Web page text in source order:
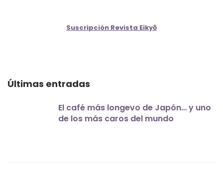
Suscripción Revista Eikyō
Últimas entradas
El café más longevo de Japón… y uno
de los más caros del mundo